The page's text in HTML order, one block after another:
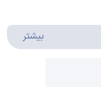
بیشتر